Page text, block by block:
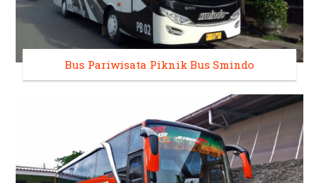
Bus Pariwisata Piknik Bus Smindo